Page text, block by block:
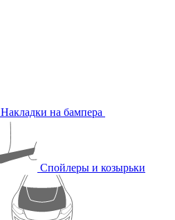
Накладки на бампера
Спойлеры и козырьки